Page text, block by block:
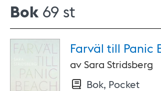
Bok 69 st
Farväl till Panic
avSara Stridsberg
Bok, Pocket